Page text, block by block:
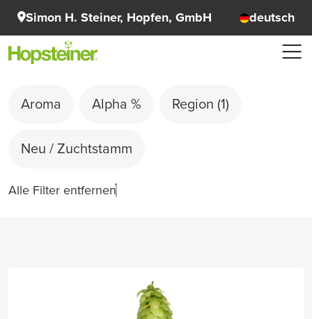
Simon H. Steiner, Hopfen, GmbH deutsch
Aroma Alpha % Region (1)
Neu / Zuchtstamm
Alle Filter entfernen